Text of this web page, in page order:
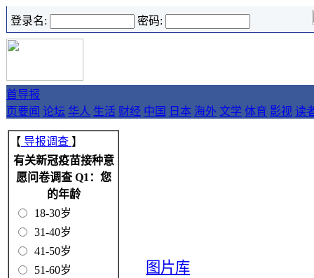
登录名: 密码:
首
页
导报
要闻 论坛 华人 生活 财经 中国 日本 海外 文学 体育 影视 读
【 导报调查 】
有关新冠疫苗接种意
愿问卷调查 Q1：您
的年龄
18-30岁
31-40岁
41-50岁
51-60岁
图片库